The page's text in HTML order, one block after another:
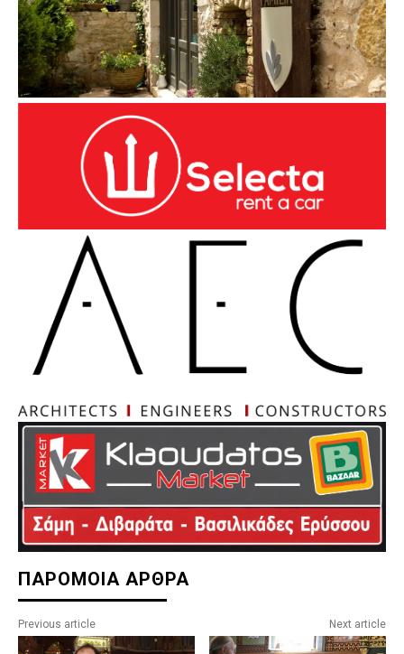
ΠΑΡΟΜΟΙΑ ΑΡΘΡΑ
Previous article Next article